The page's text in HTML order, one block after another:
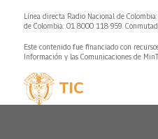
Línea directa Radio Nacional de
de Colombia: 01 8000 118 959.
Este contenido fue financiado con
Información y las Comunicaciones de